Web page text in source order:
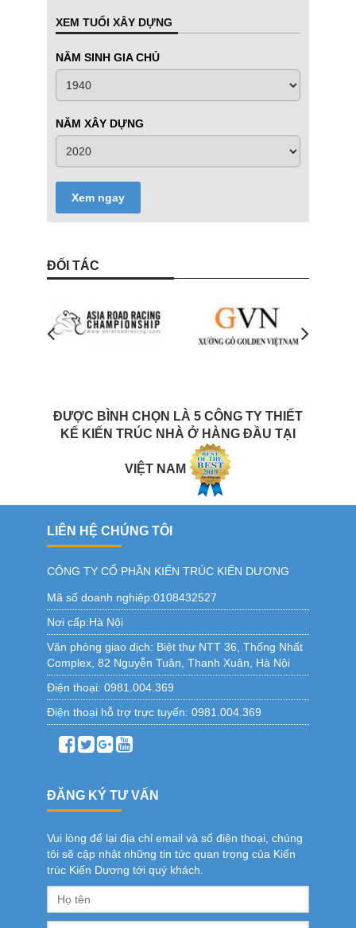
XEM TUỔI XÂY DỰNG
NĂM SINH GIA CHỦ
NĂM XÂY DỰNG
Xem ngay
ĐỐI TÁC
ĐƯỢC BÌNH CHỌN LÀ 5 CÔNG TY THIẾT
KẾ KIẾN TRÚC NHÀ Ở HÀNG ĐẦU TẠI
VIỆT NAM
LIÊN HỆ CHÚNG TÔI
CÔNG TY CỔ PHẦN KIẾN TRÚC KIẾN DƯƠNG
Mã số doanh nghiêp:0108432527
Nơi cấp:Hà Nội
Văn phòng giao dịch: Biệt thự NTT 36, Thống Nhất
Complex, 82 Nguyễn Tuân, Thanh Xuân, Hà Nội
Điện thoại: 0981.004.369
Điện thoại hỗ trợ trực tuyến: 0981.004.369
ĐĂNG KÝ TƯ VẤN
Vui lòng để lại địa chỉ email và số điện thoại, chúng
tôi sẽ cập nhật những tin tức quan trọng của Kiến
trúc Kiến Dương tới quý khách.